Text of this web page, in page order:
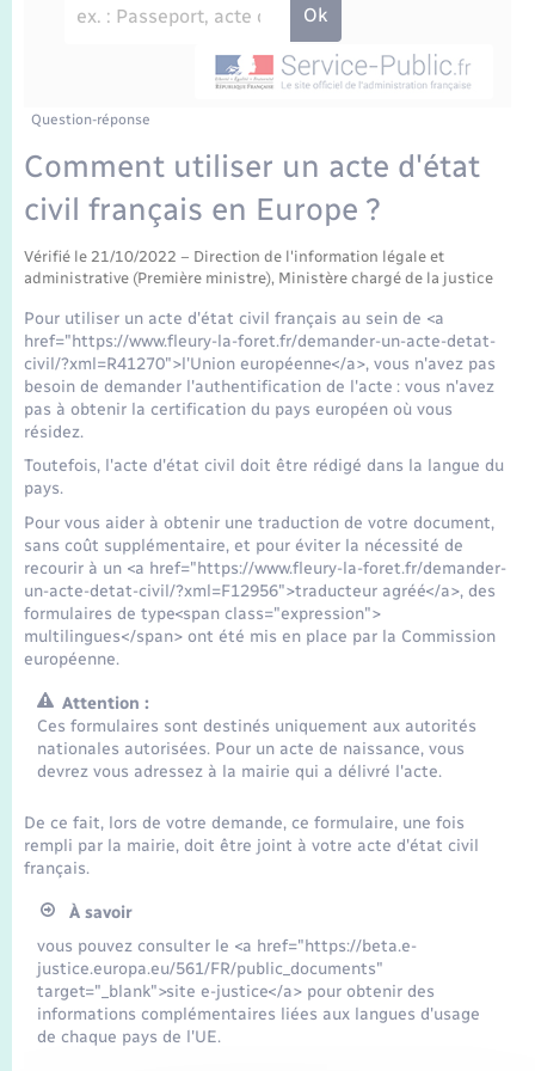
Etat-civil - Papiers - Citoyenneté
Parrainage civil
Concessions funéraires
Nouvel habitant
Numérique
Organisation d’événement
Sécurité - Prévention
Seniors
Transports
Transports scolaires
Voirie et espace public
Travaux - Autorisation d’occupation de l’espace
Plan interactif
Question-réponse
Comment utiliser un acte d'état
civil français en Europe ?
Vérifié le 21/10/2022 – Direction de l'information légale et
administrative (Première ministre), Ministère chargé de la justice
Pour utiliser un acte d'état civil français au sein de <a
href="https://www.fleury-la-foret.fr/demander-un-acte-detat-
civil/?xml=R41270">l'Union européenne</a>, vous n'avez pas
besoin de demander l'authentification de l'acte : vous n'avez
pas à obtenir la certification du pays européen où vous
résidez.
Toutefois, l'acte d'état civil doit être rédigé dans la langue du
pays.
Pour vous aider à obtenir une traduction de votre document,
sans coût supplémentaire, et pour éviter la nécessité de
recourir à un <a href="https://www.fleury-la-foret.fr/demander-
un-acte-detat-civil/?xml=F12956">traducteur agréé</a>, des
formulaires de type<span class="expression">
multilingues</span> ont été mis en place par la Commission
européenne.
Attention :
Ces formulaires sont destinés uniquement aux autorités
nationales autorisées. Pour un acte de naissance, vous
devrez vous adressez à la mairie qui a délivré l'acte.
De ce fait, lors de votre demande, ce formulaire, une fois
rempli par la mairie, doit être joint à votre acte d'état civil
français.
À savoir
vous pouvez consulter le <a href="https://beta.e-
justice.europa.eu/561/FR/public_documents"
target="_blank">site e-justice</a> pour obtenir des
informations complémentaires liées aux langues d'usage
de chaque pays de l'UE.